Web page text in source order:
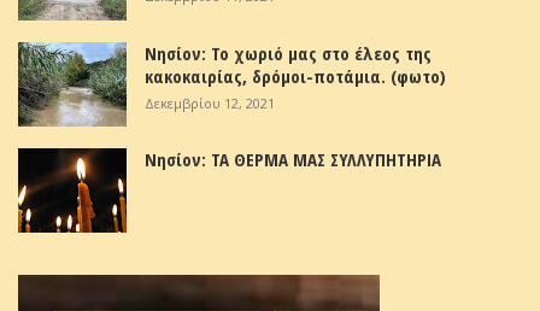
Νησίον: Το χωριό μας στο έλεος της
κακοκαιρίας, δρόμοι-ποτάμια. (φωτο)
Δεκεμβρίου 12, 2021
Νησίον: ΤΑ ΘΕΡΜΑ ΜΑΣ ΣΥΛΛΥΠΗΤΗΡΙΑ